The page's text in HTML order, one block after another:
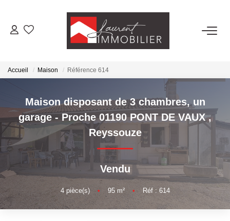
ACHETER
ESTIMER
FAIRE GÉRER
NOS AGENCES
Laurent Immobilier Tournus
Accueil Maison Référence 614
Maison disposant de 3 chambres, un
garage - Proche 01190 PONT DE VAUX,
Reyssouze
Vendu
4pièce(s) • 95m² • Réf : 614